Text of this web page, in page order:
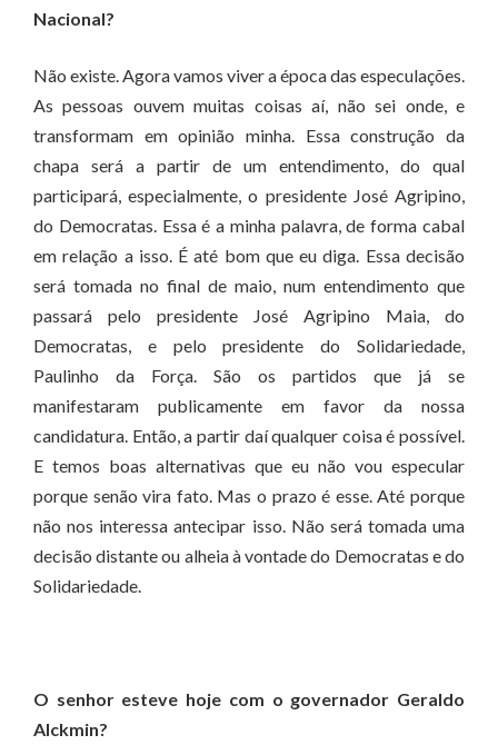
Nacional?
Não existe. Agora vamos viver a época das especulações.
As pessoas ouvem muitas coisas aí, não sei onde, e
transformam em opinião minha. Essa construção da
chapa será a partir de um entendimento, do qual
participará, especialmente, o presidente José Agripino,
do Democratas. Essa é a minha palavra, de forma cabal
em relação a isso. É até bom que eu diga. Essa decisão
será tomada no final de maio, num entendimento que
passará pelo presidente José Agripino Maia, do
Democratas, e pelo presidente do Solidariedade,
Paulinho da Força. São os partidos que já se
manifestaram publicamente em favor da nossa
candidatura. Então, a partir daí qualquer coisa é possível.
E temos boas alternativas que eu não vou especular
porque senão vira fato. Mas o prazo é esse. Até porque
não nos interessa antecipar isso. Não será tomada uma
decisão distante ou alheia à vontade do Democratas e do
Solidariedade.
O senhor esteve hoje com o governador Geraldo
Alckmin?